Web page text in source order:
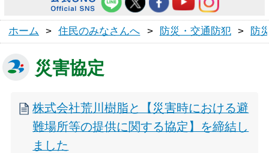
ホーム > 住民のみなさんへ > 防災・交通防犯 > 防
災害協定
株式会社荒川樹脂と【災害時における避
難場所等の提供に関する協定】を締結し
ました